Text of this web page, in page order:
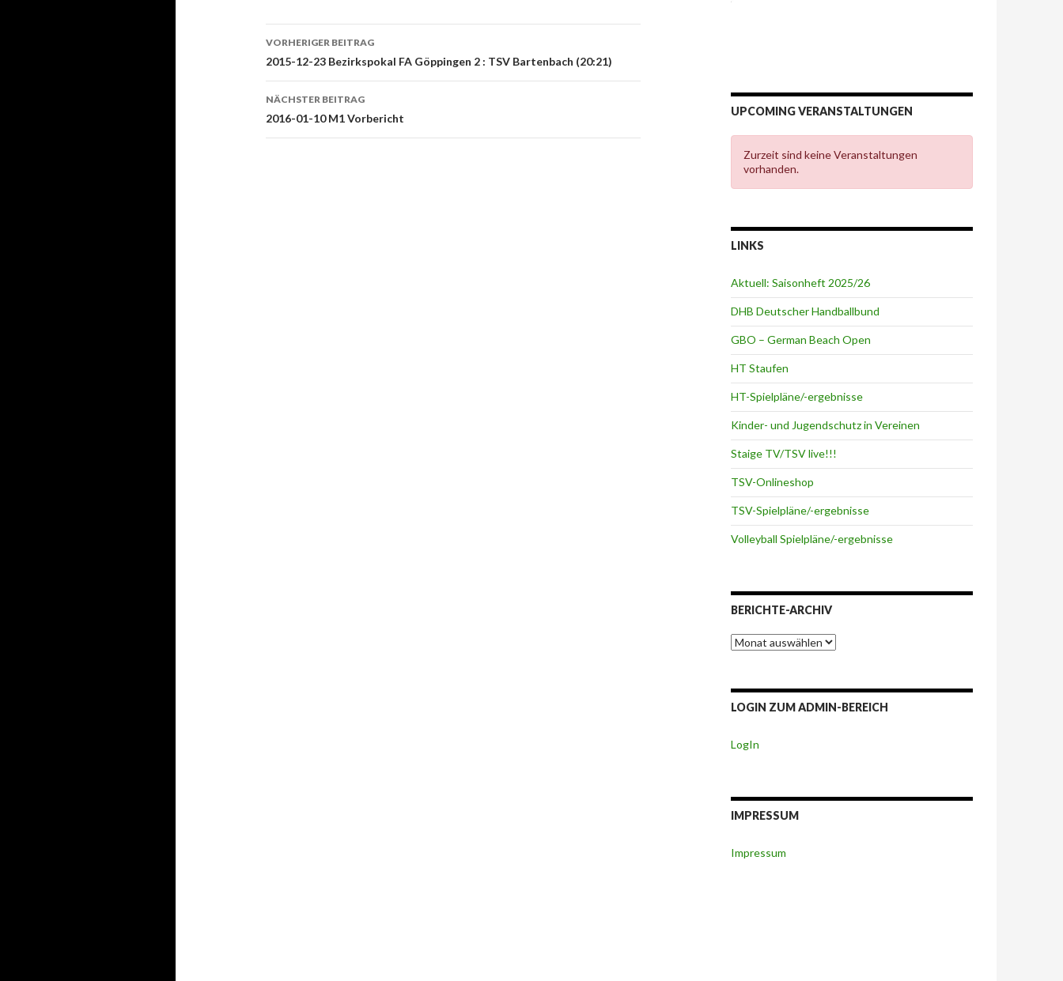
Beitrags-
Navigation
VORHERIGER BEITRAG
2015-12-23 Bezirkspokal FA Göppingen 2 : TSV Bartenbach (20:21)
NÄCHSTER BEITRAG
2016-01-10 M1 Vorbericht
UPCOMING VERANSTALTUNGEN
Zurzeit sind keine Veranstaltungen
vorhanden.
LINKS
Aktuell: Saisonheft 2025/26
DHB Deutscher Handballbund
GBO – German Beach Open
HT Staufen
HT-Spielpläne/-ergebnisse
Kinder- und Jugendschutz in Vereinen
Staige TV/TSV live!!!
TSV-Onlineshop
TSV-Spielpläne/-ergebnisse
Volleyball Spielpläne/-ergebnisse
BERICHTE-ARCHIV
Berichte-
Archiv
LOGIN ZUM ADMIN-BEREICH
LogIn
IMPRESSUM
Impressum